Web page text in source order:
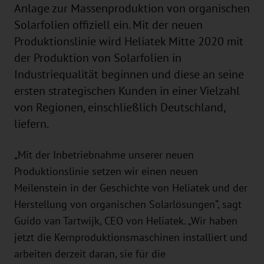
Anlage zur Massenproduktion von organischen
Solarfolien offiziell ein. Mit der neuen
Produktionslinie wird Heliatek Mitte 2020 mit
der Produktion von Solarfolien in
Industriequalität beginnen und diese an seine
ersten strategischen Kunden in einer Vielzahl
von Regionen, einschließlich Deutschland,
liefern.
„Mit der Inbetriebnahme unserer neuen
Produktionslinie setzen wir einen neuen
Meilenstein in der Geschichte von Heliatek und der
Herstellung von organischen Solarlösungen“, sagt
Guido van Tartwijk, CEO von Heliatek. „Wir haben
jetzt die Kernproduktionsmaschinen installiert und
arbeiten derzeit daran, sie für die